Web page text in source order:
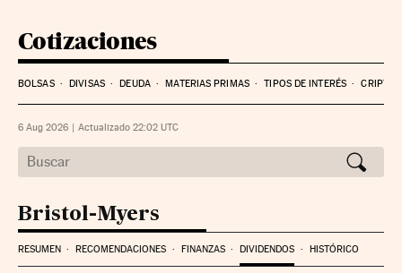
Cotizaciones
BOLSAS DIVISAS DEUDA MATERIAS PRIMAS TIPOS DE INTERÉS
6 Aug 2026 | Actualizado 22:02 UTC
Bristol-Myers
RESUMEN RECOMENDACIONES FINANZAS DIVIDENDOS HISTÓRICO